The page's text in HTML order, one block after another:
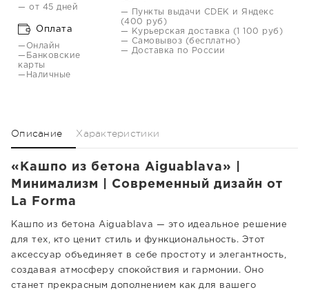
— от 45 дней
Оплата
—Онлайн
—Банковские
карты
—Наличные
— Пункты выдачи CDEK и Яндекс
(400 руб)
— Курьерская доставка (1 100 руб)
— Самовывоз (бесплатно)
— Доставка по России
Описание Характеристики
«Кашпо из бетона Aiguablava» |
Минимализм | Современный дизайн от
La Forma
Кашпо из бетона Aiguablava — это идеальное решение
для тех, кто ценит стиль и функциональность. Этот
аксессуар объединяет в себе простоту и элегантность,
создавая атмосферу спокойствия и гармонии. Оно
станет прекрасным дополнением как для вашего